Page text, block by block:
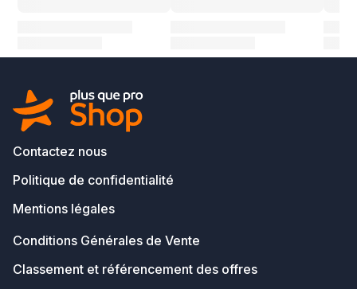
Contactez nous
Politique de confidentialité
Mentions légales
Conditions Générales de Vente
Classement et référencement des offres